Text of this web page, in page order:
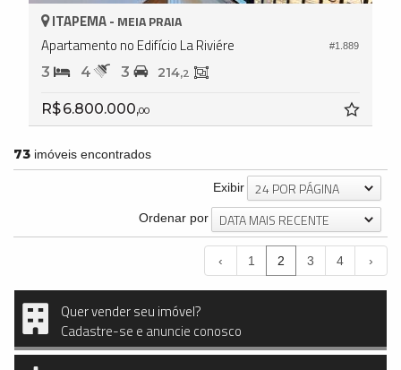
#1.889
ITAPEMA - MEIA PRAIA
Apartamento no Edifício La Riviére
3 4 3 214,2
R$ 6.800.000,00
73 imóveis encontrados
Exibir 24 POR PÁGINA
Ordenar por DATA MAIS RECENTE
‹ 1 2 3 4 ›
Quer vender seu imóvel?
Cadastre-se e anuncie conosco